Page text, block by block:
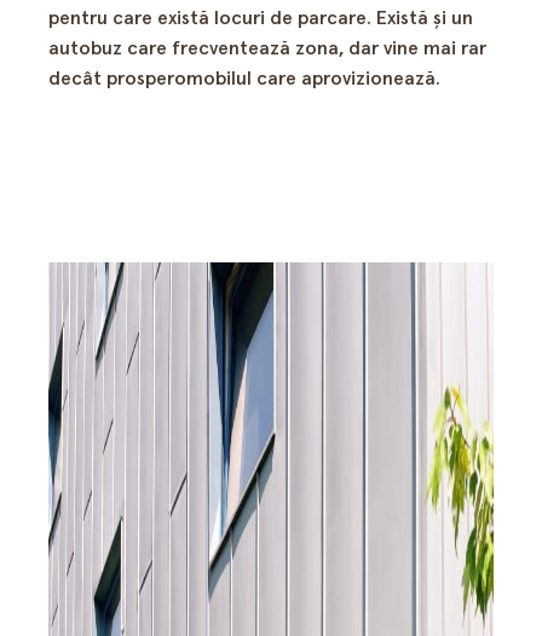
pentru care există locuri de parcare. Există şi un
autobuz care frecventează zona, dar vine mai rar
decât prosperomobilul care aprovizionează.